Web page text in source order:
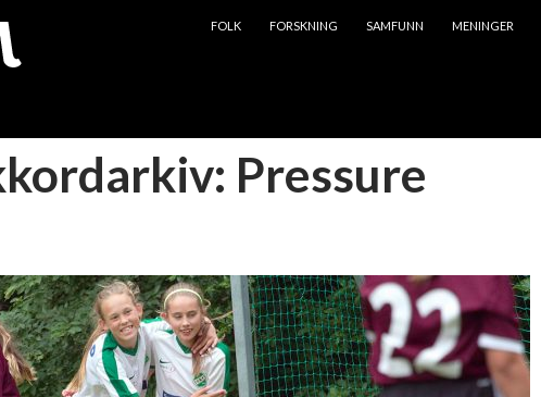
FOLK
FORSKNING SAMFUNN MENINGER
Pressure